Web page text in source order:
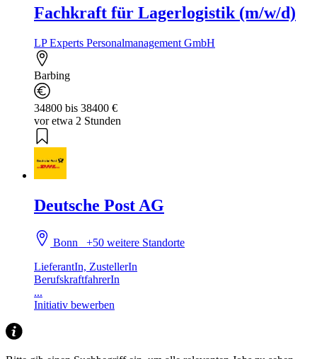
Fachkraft für Lagerlogistik (m/w/d)
LP Experts Personalmanagement GmbH
Barbing
34800 bis 38400 €
vor etwa 2 Stunden
Deutsche Post AG
Bonn+50 weitere Standorte
LieferantIn, ZustellerIn
BerufskraftfahrerIn
...
Initiativ bewerben